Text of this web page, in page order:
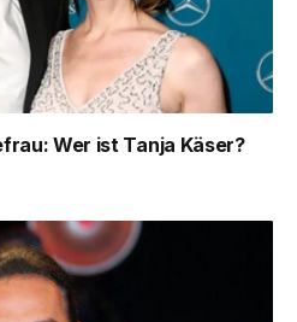
Wer ist Tanja Käser?